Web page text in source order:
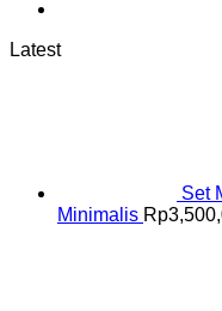
Latest
Set
Minimalis Rp